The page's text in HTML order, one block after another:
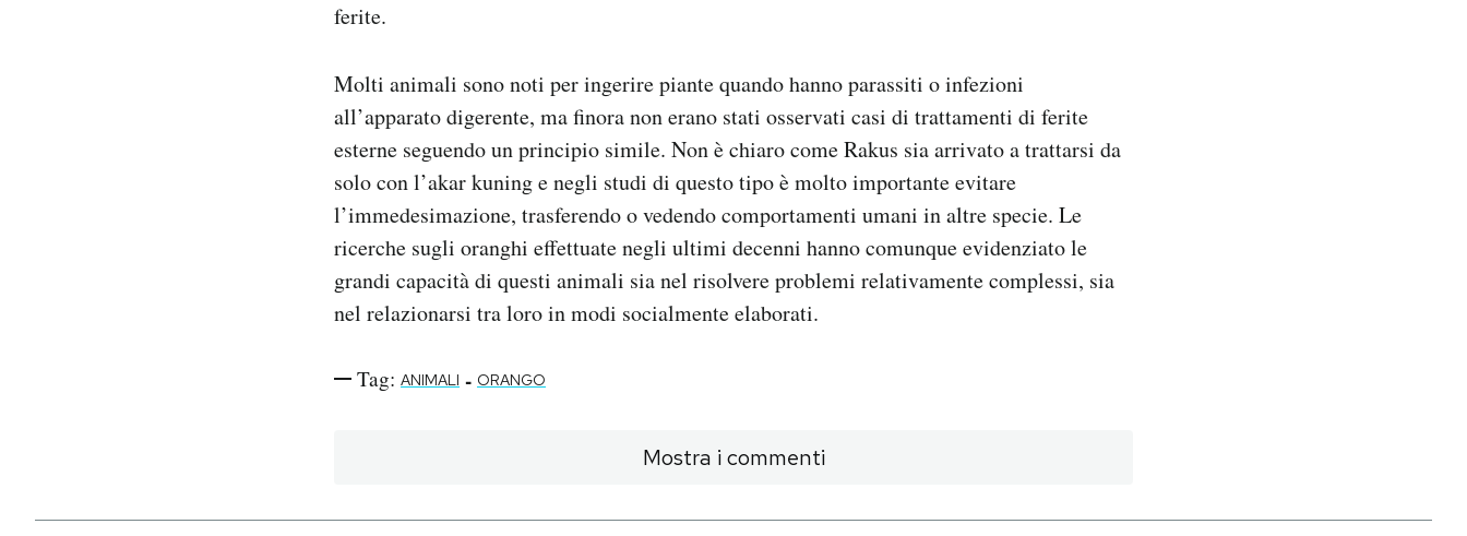
ferite.
Molti animali sono noti per ingerire piante quando hanno parassiti o infezioni
all’apparato digerente, ma finora non erano stati osservati casi di trattamenti di ferite
esterne seguendo un principio simile. Non è chiaro come Rakus sia arrivato a trattarsi da
solo con l’akar kuning e negli studi di questo tipo è molto importante evitare
l’immedesimazione, trasferendo o vedendo comportamenti umani in altre specie. Le
ricerche sugli oranghi effettuate negli ultimi decenni hanno comunque evidenziato le
grandi capacità di questi animali sia nel risolvere problemi relativamente complessi, sia
nel relazionarsi tra loro in modi socialmente elaborati.
Tag: ANIMALI - ORANGO
Mostra i commenti